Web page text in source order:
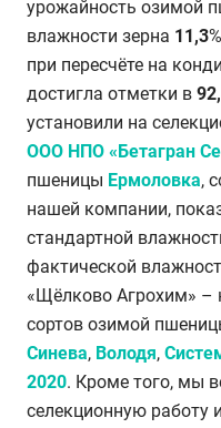
урожайность озимой
влажности зерна 11,3
при пересчёте на
достигла отметки в
установили на
ООО НПО «Бетагран
пшеницы Ермоловка,
нашей компании,
стандартной
фактической
«Щёлково Агрохим» –
сортов озимой
Синева, Володя,
2020. Кроме того, мы
селекционную работу